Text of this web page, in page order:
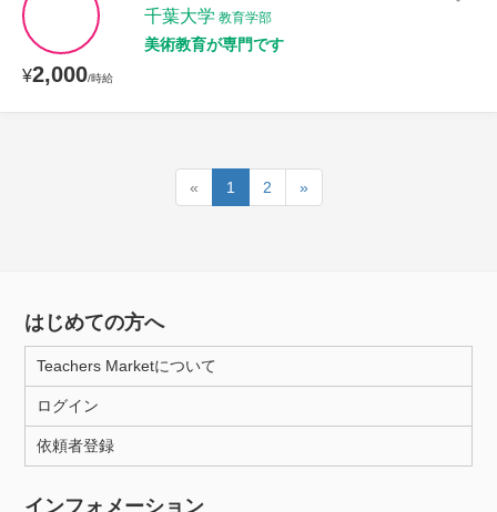
¥2,000/時給
千葉大学 教育学部
美術教育が専門です
« 1 2 »
はじめての方へ
Teachers Marketについて
ログイン
依頼者登録
インフォメーション